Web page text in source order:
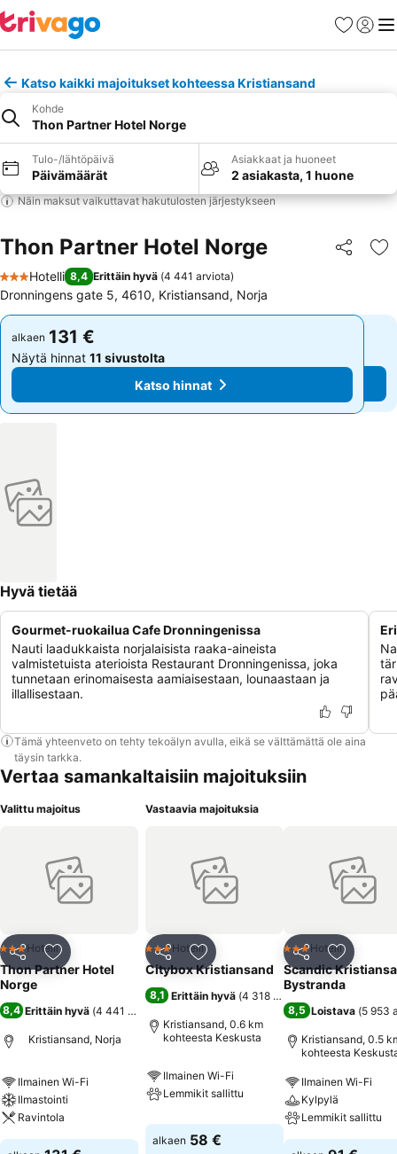
Suosikit
Katso kaikki majoitukset kohteessa Kristiansand
Kohde
Thon Partner Hotel Norge
Tulo-/lähtöpäivä
Päivämäärät
Asiakkaat ja huoneet
2 asiakasta, 1 huone
Näin maksut vaikuttavat hakutulosten järjestykseen
Thon Partner Hotel Norge Jaa
3 Tähtiluokitus
Hotelli 8,4 Erittäin hyvä (4 441 arviota)
Dronningens gate 5, 4610, Kristiansand, Norja
alkaen 131 €
Näytä hinnat 11 sivustolta
Katso hinnat
alkaen 131 €
Näytä hinnat 11 sivustolta
Katso hinnat
Hyvä tietää
Gourmet-ruokailua Cafe Dronningenissa
Nauti laadukkaista norjalaisista raaka-aineista
valmistetuista aterioista Restaurant Dronningenissa, joka
tunnetaan erinomaisesta aamiaisestaan, lounaastaan ja
illallisestaan.
Tämä yhteenveto on tehty tekoälyn avulla, eikä se välttämättä ole aina
täysin tarkka.
Vertaa samankaltaisiin majoituksiin
Valittu majoitus
Jaa Lisää suosikkeihin
3 Tähtiluokitus
Hotelli
Thon Partner Hotel
Norge
8,4 Erittäin hyvä (4 441 arviota
Kristiansand, Norja
Ilmainen Wi-Fi
Ilmastointi
Ravintola
Vastaavia majoituksia
Jaa Lisää suosikkeihin
3 Tähtiluokitus
Hotelli
Citybox Kristiansand
8,1 Erittäin hyvä (4 318 arviota
Kristiansand, 0.6 km
kohteesta Keskusta
Ilmainen Wi-Fi
Lemmikit sallittu
alkaen 58 €
Jaa Lisää
3 Tähtiluokitus
Hotelli
Scandic
Bystranda
8,5 Loistava (5 953
Kristiansand, 0.5
kohteesta
Ilmainen Wi-Fi
Kylpylä
Lemmikit sallittu